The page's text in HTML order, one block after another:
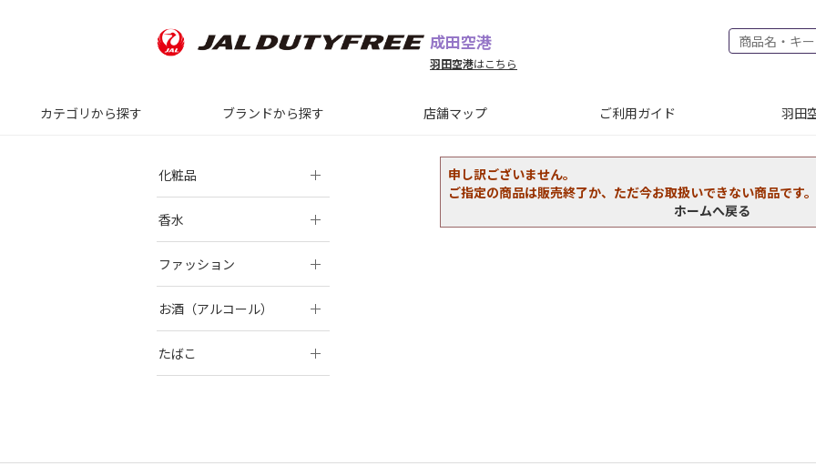
成田空港
羽田空港はこちら
カテゴリから探す ブランドから探す 店舗マップ ご利用ガイド 羽田
申し訳ございません。
ご指定の商品は販売終了か、ただ今お取扱いできない商品です。
ホームへ戻る
化粧品
香水
ファッション
お酒（アルコール）
たばこ